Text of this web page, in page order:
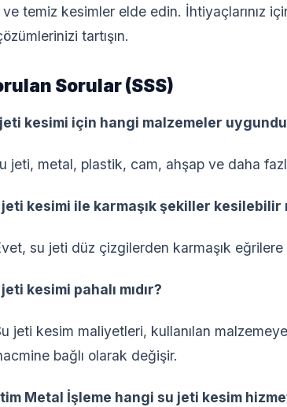
temiz kesimler elde edin. İhtiyaçlarınız
tartışın.
Sorular (SSS)
jeti kesimi için hangi malzemeler
jeti, metal, plastik, cam, ahşap ve daha
jeti kesimi ile karmaşık şekiller kesilebilir
su jeti düz çizgilerden karmaşık
kesimi pahalı mıdır?
jeti kesim maliyetleri, kullanılan
bağlı olarak değişir.
Metal İşleme hangi su jeti kesim